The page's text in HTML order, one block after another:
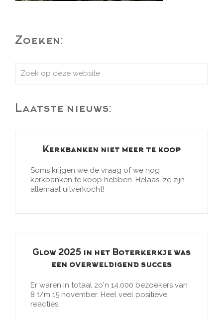
Zoeken:
Zoek
op
website
Laatste nieuws:
Kerkbanken niet meer te koop
Soms krijgen we de vraag of we nog
kerkbanken te koop hebben. Helaas, ze zijn
allemaal uitverkocht!
Glow 2025 in het Boterkerkje was
een overweldigend succes
Er waren in totaal zo'n 14.000 bezoekers van
8 t/m 15 november. Heel veel positieve
reacties.